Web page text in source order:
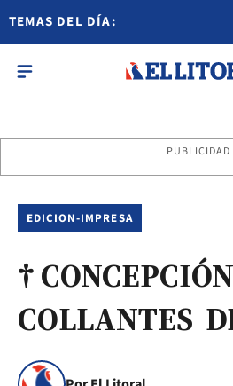
TEMAS DEL DÍA:
PUBLICIDAD
EDICION-IMPRESA
† CONCEPCIÓN
COLLANTES